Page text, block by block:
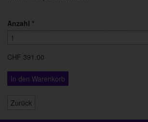
Anzahl *
CHF 391.00
In den Warenkorb
Zurück